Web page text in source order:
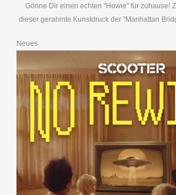
Gönne Dir einen echten "Howie" für zuhause!
dieser gerahmte Kunstdruck der "Manhattan
Neues